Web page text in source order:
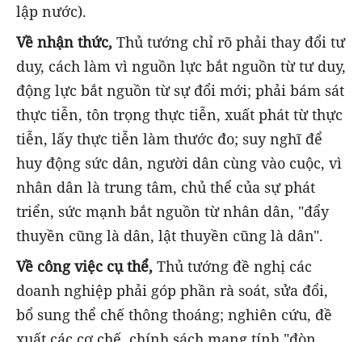
lập nước).
Về nhận thức, Thủ tướng chỉ rõ phải thay đổi tư
duy, cách làm vì nguồn lực bắt nguồn từ tư duy,
động lực bắt nguồn từ sự đổi mới; phải bám sát
thực tiễn, tôn trọng thực tiễn, xuất phát từ thực
tiễn, lấy thực tiễn làm thước đo; suy nghĩ để
huy động sức dân, người dân cùng vào cuộc, vì
nhân dân là trung tâm, chủ thể của sự phát
triển, sức mạnh bắt nguồn từ nhân dân, "đẩy
thuyền cũng là dân, lật thuyền cũng là dân".
Về công việc cụ thể, Thủ tướng đề nghị các
doanh nghiệp phải góp phần rà soát, sửa đổi,
bổ sung thể chế thông thoáng; nghiên cứu, đề